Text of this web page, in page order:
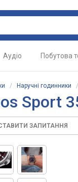
Аудіо Побутова
/ Наручні годинники
Sport
ЗАПИТАННЯ